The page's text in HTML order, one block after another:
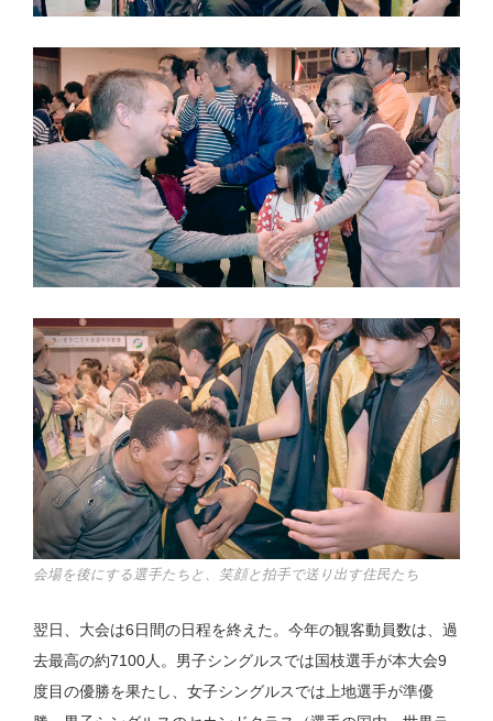
会場を後にする選手たちと、笑顔と拍手で送り出す住民たち
翌日、大会は6日間の日程を終えた。今年の観客動員数は、過
去最高の約7100人。男子シングルスでは国枝選手が本大会9
度目の優勝を果たし、女子シングルスでは上地選手が準優